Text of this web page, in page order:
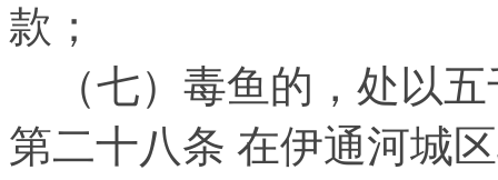
款；
（七）毒鱼的，处以
第二十八条 在伊通河城